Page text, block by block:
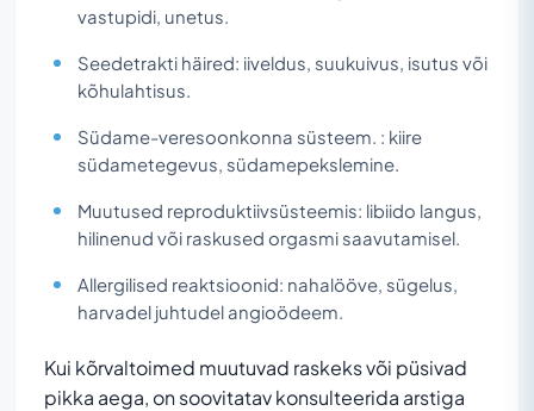
vastupidi, unetus.
Seedetrakti häired: iiveldus, suukuivus, isutus või
kõhulahtisus.
Südame-veresoonkonna süsteem. : kiire
südametegevus, südamepekslemine.
Muutused reproduktiivsüsteemis: libiido langus,
hilinenud või raskused orgasmi saavutamisel.
Allergilised reaktsioonid: nahalööve, sügelus,
harvadel juhtudel angioödeem.
Kui kõrvaltoimed muutuvad raskeks või püsivad
pikka aega, on soovitatav konsulteerida arstiga